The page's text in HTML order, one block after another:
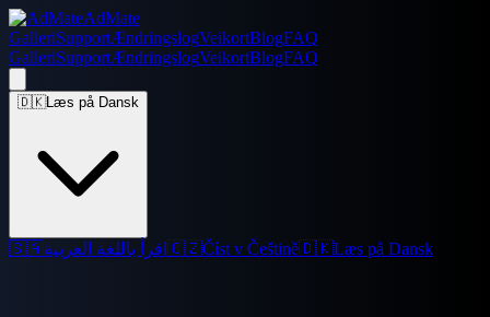
AdMate
GalleriSupportÆndringslogVeikortBlogFAQ
GalleriSupportÆndringslogVeikortBlogFAQ
🇩🇰Læs på Dansk
🇸🇦اقرأ باللغة العربية 🇨🇿Číst v Češtině🇩🇰Læs på Dansk